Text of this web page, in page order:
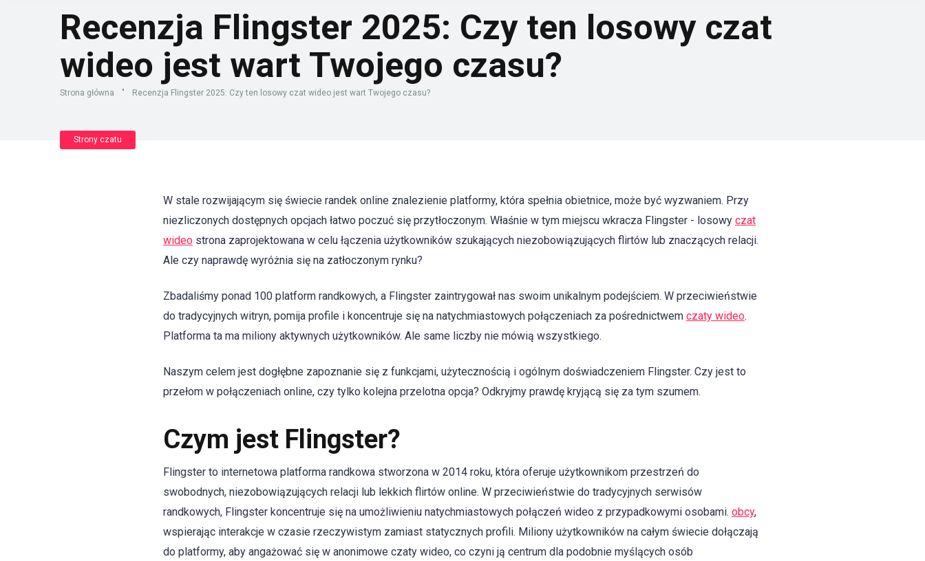
Recenzja Flingster 2025: Czy ten losowy czat
wideo jest wart Twojego czasu?
Strona główna " Recenzja Flingster 2025: Czy ten losowy czat wideo jest wart Twojego czasu?
Strony czatu
W stale rozwijającym się świecie randek online znalezienie platformy, która spełnia obietnice, może być wyzwaniem. Przy
niezliczonych dostępnych opcjach łatwo poczuć się przytłoczonym. Właśnie w tym miejscu wkracza Flingster - losowy czat
wideo strona zaprojektowana w celu łączenia użytkowników szukających niezobowiązujących flirtów lub znaczących relacji.
Ale czy naprawdę wyróżnia się na zatłoczonym rynku?
Zbadaliśmy ponad 100 platform randkowych, a Flingster zaintrygował nas swoim unikalnym podejściem. W przeciwieństwie
do tradycyjnych witryn, pomija profile i koncentruje się na natychmiastowych połączeniach za pośrednictwem czaty wideo.
Platforma ta ma miliony aktywnych użytkowników. Ale same liczby nie mówią wszystkiego.
Naszym celem jest dogłębne zapoznanie się z funkcjami, użytecznością i ogólnym doświadczeniem Flingster. Czy jest to
przełom w połączeniach online, czy tylko kolejna przelotna opcja? Odkryjmy prawdę kryjącą się za tym szumem.
Czym jest Flingster?
Flingster to internetowa platforma randkowa stworzona w 2014 roku, która oferuje użytkownikom przestrzeń do
swobodnych, niezobowiązujących relacji lub lekkich flirtów online. W przeciwieństwie do tradycyjnych serwisów
randkowych, Flingster koncentruje się na umożliwieniu natychmiastowych połączeń wideo z przypadkowymi osobami. obcy,
wspierając interakcje w czasie rzeczywistym zamiast statycznych profili. Miliony użytkowników na całym świecie dołączają
do platformy, aby angażować się w anonimowe czaty wideo, co czyni ją centrum dla podobnie myślących osób